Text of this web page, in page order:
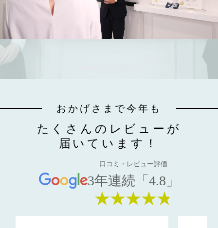
おかげさまで今年も
たくさんのレビューが
届いています！
口コミ・レビュー評価
3年連続「4.8」
★★★★★